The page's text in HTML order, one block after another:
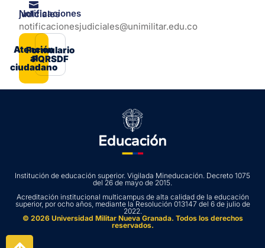
Notificaciones judiciales
notificacionesjudiciales@unimilitar.edu.co
Atención
al
ciudadano
Formulario
PQRSDF
Institución de educación superior. Vigilada Mineducación. Decreto 1075
del 26 de mayo de 2015.
Acreditación institucional multicampus de alta calidad de la educación
superior, por ocho años, mediante la Resolución 013147 del 6 de julio de
2022.
© 2026 Universidad Militar Nueva Granada. Todos los derechos
reservados.